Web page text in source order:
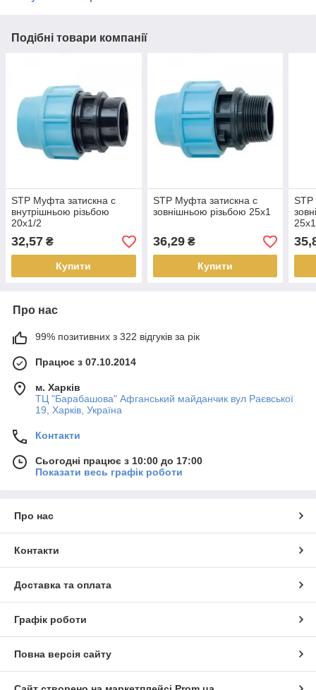
Подібні товари компанії
STP Муфта затискна c
внутрішньою різьбою
20х1/2
32,57 ₴
Купити
STP Муфта затискна c
зовнішньою різьбою 25х1
36,29₴
Купити
STP
Про нас
99% позитивних з 322 відгуків за рік
Працює з 07.10.2014
м. Харків
ТЦ "Барабашова" Афганський майданчик вул Раєвської
19, Харків, Україна
Контакти
Сьогодні працює з 10:00 до 17:00
Показати весь графік роботи
Про нас
Контакти
Доставка та оплата
Графік роботи
Повна версія сайту